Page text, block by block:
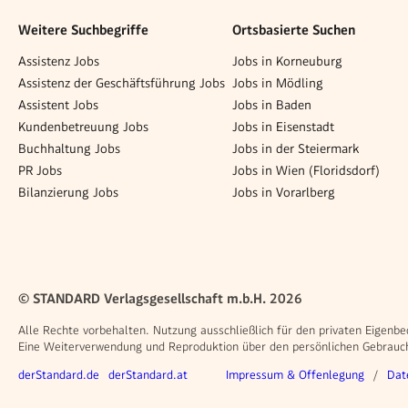
Weitere Suchbegriffe
Assistenz Jobs
Assistenz der Geschäftsführung Jobs
Assistent Jobs
Kundenbetreuung Jobs
Buchhaltung Jobs
PR Jobs
Bilanzierung Jobs
Ortsbasierte Suchen
Jobs in Korneuburg
Jobs in Mödling
Jobs in Baden
Jobs in Eisenstadt
Jobs in der Steiermark
Jobs in Wien (Floridsdorf)
Jobs in Vorarlberg
© STANDARD Verlagsgesellschaft m.b.H. 2026
Alle Rechte vorbehalten. Nutzung ausschließlich für den privaten
Eine Weiterverwendung und Reproduktion über den persönlichen
Weitere Angebote
derStandard.de derStandard.at Rechtliches
Impressum & Offenlegung